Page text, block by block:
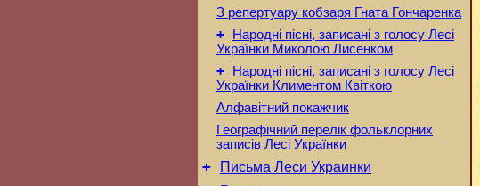
З репертуару кобзаря Гната Гончаренка
+
Народні пісні, записані з голосу Лесі
Українки Миколою Лисенком
+
Народні пісні, записані з голосу Лесі
Українки Климентом Квіткою
Алфавітний покажчик
Географічний перелік фольклорних
записів Лесі Українки
+ Письма Леси Украинки